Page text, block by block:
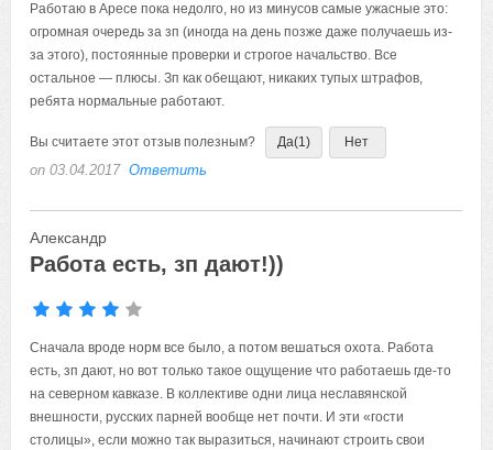
Работаю в Аресе пока недолго, но из минусов самые ужасные это:
огромная очередь за зп (иногда на день позже даже получаешь из-
за этого), постоянные проверки и строгое начальство. Все
остальное — плюсы. Зп как обещают, никаких тупых штрафов,
ребята нормальные работают.
Вы считаете этот отзыв полезным? Да(1) Нет
on 03.04.2017 Ответить
Александр
Работа есть, зп дают!))
Сначала вроде норм все было, а потом вешаться охота. Работа
есть, зп дают, но вот только такое ощущение что работаешь где-то
на северном кавказе. В коллективе одни лица неславянской
внешности, русских парней вообще нет почти. И эти «гости
столицы», если можно так выразиться, начинают строить свои